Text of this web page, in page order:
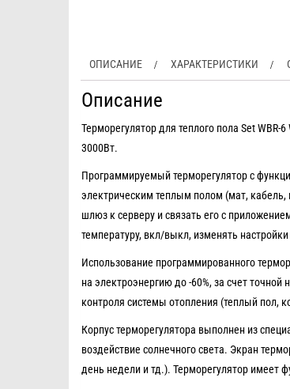
ОПИСАНИЕ ХАРАКТЕРИСТИКИ
Описание
Терморегулятор для теплого пола Set
3000Вт.
Программируемый терморегулятор с
электрическим теплым полом (мат, кабель,
шлюз к серверу и связать его с
температуру, вкл/выкл, изменять
Использование программированного
на электроэнергию до -60%, за счет
контроля системы отопления (теплый пол,
Корпус терморегулятора выполнен из
воздействие солнечного света. Экран
день недели и тд.). Терморегулятор имеет